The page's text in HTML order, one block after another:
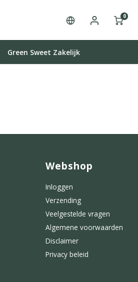
0
Green Sweet Zakelijk
Webshop
Inloggen
Verzending
Veelgestelde vragen
Algemene voorwaarden
Disclaimer
Privacy beleid